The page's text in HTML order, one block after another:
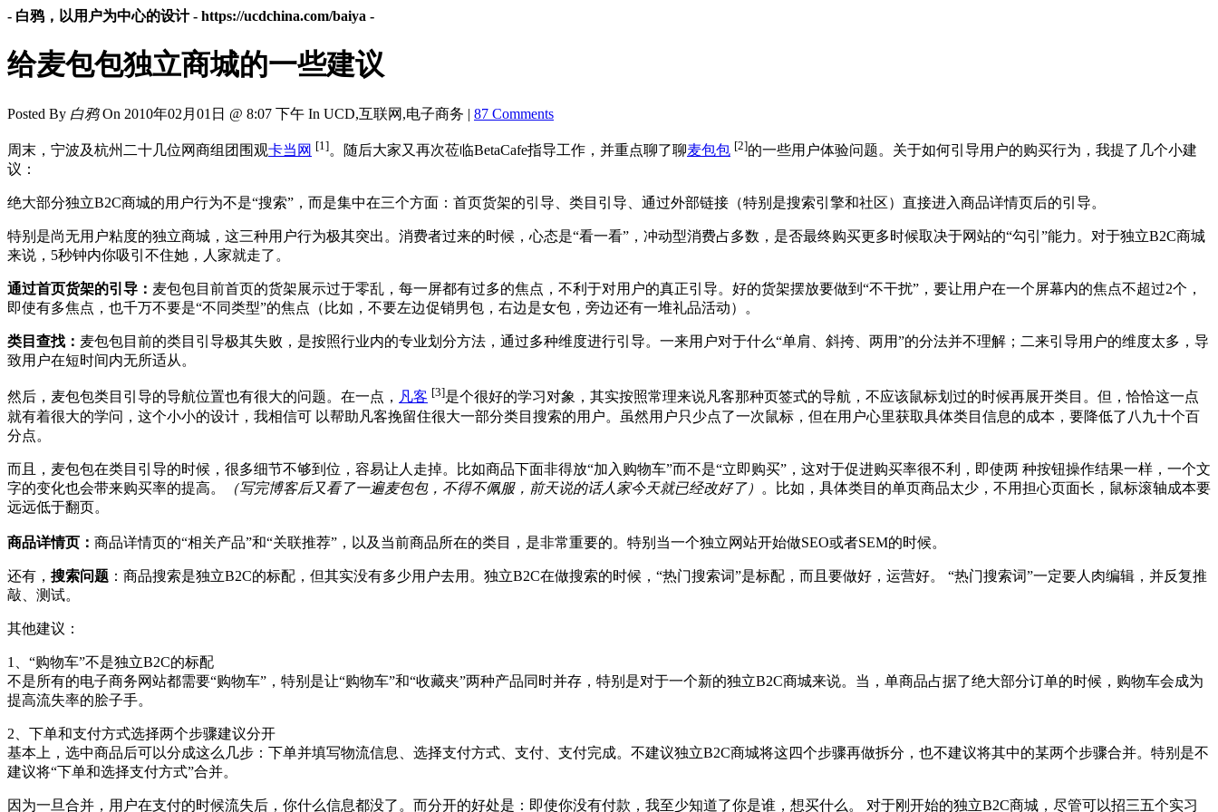
- 白鸦，以用户为中心的设计 - https://ucdchina.com/baiya -
给麦包包独立商城的一些建议
Posted By 白鸦On 2010年02月01日 @ 8:07 下午 In UCD,互联网,电子商务 | 87 Comments
周末，宁波及杭州二十几位网商组团围观卡当网 [1]。随后大家又再次莅临BetaCafe指导工作，并重点聊了聊麦包包 [2]的一些用户体验问题。关于如何引导用户的购买行为，我提了几个小建
议：
绝大部分独立B2C商城的用户行为不是“搜索”，而是集中在三个方面：首页货架的引导、类目引导、通过外部链接（特别是搜索引擎和社区）直接进入商品详情页后的引导。
特别是尚无用户粘度的独立商城，这三种用户行为极其突出。消费者过来的时候，心态是“看一看”，冲动型消费占多数，是否最终购买更多时候取决于网站的“勾引”能力。对于独立B2C商城
来说，5秒钟内你吸引不住她，人家就走了。
通过首页货架的引导： 麦包包目前首页的货架展示过于零乱，每一屏都有过多的焦点，不利于对用户的真正引导。好的货架摆放要做到“不干扰”，要让用户在一个屏幕内的焦点不超过2个，
即使有多焦点，也千万不要是“不同类型”的焦点（比如，不要左边促销男包，右边是女包，旁边还有一堆礼品活动）。
类目查找： 麦包包目前的类目引导极其失败，是按照行业内的专业划分方法，通过多种维度进行引导。一来用户对于什么“单肩、斜挎、两用”的分法并不理解；二来引导用户的维度太多，导
致用户在短时间内无所适从。
然后，麦包包类目引导的导航位置也有很大的问题。在一点， 凡客 [3]是个很好的学习对象，其实按照常理来说凡客那种页签式的导航，不应该鼠标划过的时候再展开类目。但，恰恰这一点
就有着很大的学问，这个小小的设计，我相信可 以帮助凡客挽留住很大一部分类目搜索的用户。虽然用户只少点了一次鼠标，但在用户心里获取具体类目信息的成本，要降低了八九十个百
分点。
而且，麦包包在类目引导的时候，很多细节不够到位，容易让人走掉。比如商品下面非得放“加入购物车”而不是“立即购买”，这对于促进购买率很不利，即使两 种按钮操作结果一样，一个文
字的变化也会带来购买率的提高。
（写完博客后又看了一遍麦包包，不得不佩服，前天说的话人家今天就已经改好了）
。比如，具体类目的单页商品太少，不用担心页面长，鼠标滚轴成本要
远远低于翻页。
商品详情页： 商品详情页的“相关产品”和“关联推荐”，以及当前商品所在的类目，是非常重要的。特别当一个独立网站开始做SEO或者SEM的时候。
还有， 搜索问题 ：商品搜索是独立B2C的标配，但其实没有多少用户去用。独立B2C在做搜索的时候，“热门搜索词”是标配，而且要做好，运营好。 “热门搜索词”一定要人肉编辑，并反复推
敲、测试。
其他建议：
1、“购物车”不是独立B2C的标配
不是所有的电子商务网站都需要“购物车”，特别是让“购物车”和“收藏夹”两种产品同时并存，特别是对于一个新的独立B2C商城来说。当，单商品占据了绝大部分订单的时候，购物车会成为
提高流失率的脍子手。
2、下单和支付方式选择两个步骤建议分开
基本上，选中商品后可以分成这么几步：下单并填写物流信息、选择支付方式、支付、支付完成。不建议独立B2C商城将这四个步骤再做拆分，也不建议将其中的某两个步骤合并。特别是不
建议将“下单和选择支付方式”合并。
因为一旦合并，用户在支付的时候流失后，你什么信息都没了。而分开的好处是：即使你没有付款，我至少知道了你是谁，想买什么。 对于刚开始的独立B2C商城，尽管可以招三五个实习